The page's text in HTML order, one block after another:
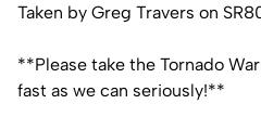
Taken by Greg Travers on
**Please take the Tornado
fast as we can seriously!**